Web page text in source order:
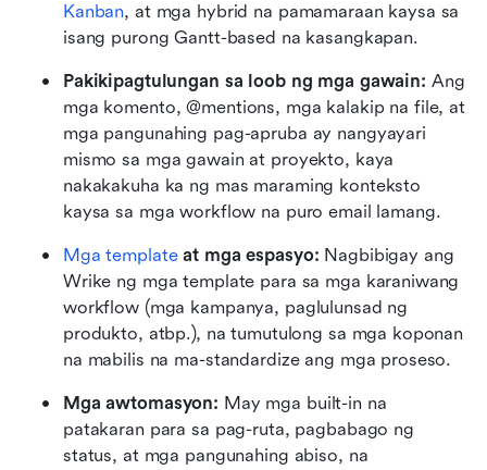
Kanban, at mga hybrid na pamamaraan kaysa sa
isang purong Gantt-based na kasangkapan.
Pakikipagtulungan sa loob ng mga gawain: Ang
mga komento, @mentions, mga kalakip na file, at
mga pangunahing pag-apruba ay nangyayari
mismo sa mga gawain at proyekto, kaya
nakakakuha ka ng mas maraming konteksto
kaysa sa mga workflow na puro email lamang.
Mga template at mga espasyo: Nagbibigay ang
Wrike ng mga template para sa mga karaniwang
workflow (mga kampanya, paglulunsad ng
produkto, atbp.), na tumutulong sa mga koponan
na mabilis na ma-standardize ang mga proseso.
Mga awtomasyon: May mga built-in na
patakaran para sa pag-ruta, pagbabago ng
status, at mga pangunahing abiso, na